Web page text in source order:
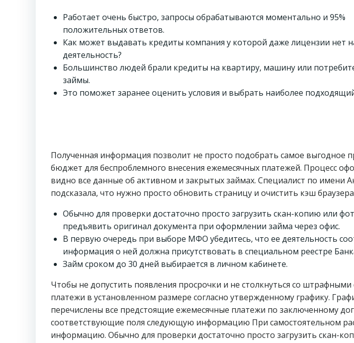
Работает очень быстро, запросы обрабатываются моментально и 95%
положительных ответов.
Как может выдавать кредиты компания у которой даже лицензии нет
деятельность?
Большинство людей брали кредиты на квартиру, машину или
займы.
Это поможет заранее оценить условия и выбрать наиболее
Полученная информация позволит не просто подобрать самое
бюджет для беспроблемного внесения ежемесячных платежей. Процесс
видно все данные об активном и закрытых займах. Специалист по
подсказала, что нужно просто обновить страницу и очистить кэш
Обычно для проверки достаточно просто загрузить скан-копию или
предъявить оригинал документа при оформлении займа через офис.
В первую очередь при выборе МФО убедитесь, что ее деятельность
информация о ней должна присутствовать в специальном реестре
Займ сроком до 30 дней выбирается в личном кабинете.
Чтобы не допустить появления просрочки и не столкнуться со
платежи в установленном размере согласно утвержденному графику.
перечислены все предстоящие ежемесячные платежи по заключенному
соответствующие поля следующую информацию При самостоятельном
информацию. Обычно для проверки достаточно просто загрузить скан-